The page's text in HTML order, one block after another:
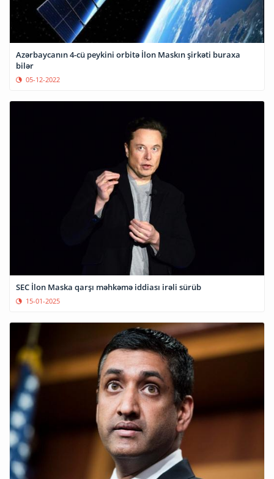
Azərbaycanın 4-cü peykini orbitə İlon Maskın şirkəti buraxa
bilər
05-12-2022
SEC İlon Maska qarşı məhkəmə iddiası irəli sürüb
15-01-2025